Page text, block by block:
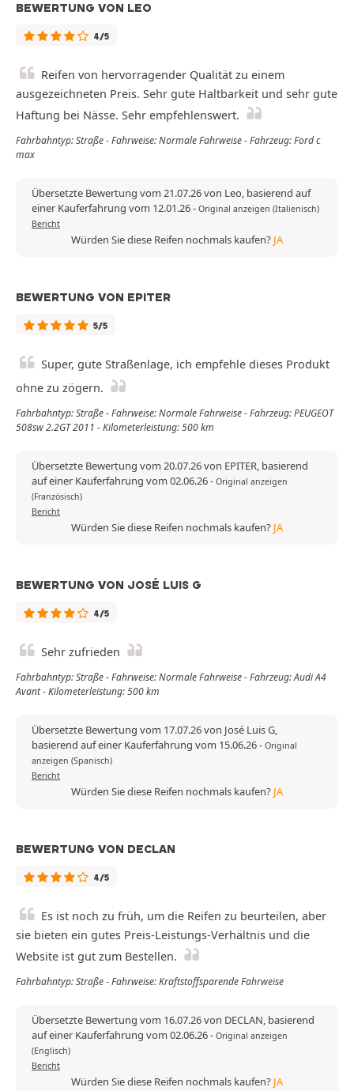
BEWERTUNG VON LEO
4/5
Reifen von hervorragender Qualität zu einem
ausgezeichneten Preis. Sehr gute Haltbarkeit und sehr gute
Haftung bei Nässe. Sehr empfehlenswert.
Fahrbahntyp: Straße - Fahrweise: Normale Fahrweise - Fahrzeug: Ford c
max
Übersetzte Bewertung vom 21.07.26 von Leo, basierend auf
einer Kauferfahrung vom 12.01.26- Original anzeigen (Italienisch)
Bericht
Würden Sie diese Reifen nochmals kaufen? JA
BEWERTUNG VON EPITER
5/5
Super, gute Straßenlage, ich empfehle dieses Produkt
ohne zu zögern.
Fahrbahntyp: Straße - Fahrweise: Normale Fahrweise - Fahrzeug: PEUGEOT
508sw 2.2GT 2011 - Kilometerleistung: 500 km
Übersetzte Bewertung vom 20.07.26 von EPITER, basierend
auf einer Kauferfahrung vom 02.06.26- Original anzeigen
(Französisch)
Bericht
Würden Sie diese Reifen nochmals kaufen? JA
BEWERTUNG VON JOSÉ LUIS G
4/5
Sehr zufrieden
Fahrbahntyp: Straße - Fahrweise: Normale Fahrweise - Fahrzeug: Audi A4
Avant - Kilometerleistung: 500 km
Übersetzte Bewertung vom 17.07.26 von José Luis G,
basierend auf einer Kauferfahrung vom 15.06.26- Original
anzeigen (Spanisch)
Bericht
Würden Sie diese Reifen nochmals kaufen? JA
BEWERTUNG VON DECLAN
4/5
Es ist noch zu früh, um die Reifen zu beurteilen, aber
sie bieten ein gutes Preis-Leistungs-Verhältnis und die
Website ist gut zum Bestellen.
Fahrbahntyp: Straße - Fahrweise: Kraftstoffsparende Fahrweise
Übersetzte Bewertung vom 16.07.26 von DECLAN, basierend
auf einer Kauferfahrung vom 02.06.26- Original anzeigen
(Englisch)
Bericht
Würden Sie diese Reifen nochmals kaufen? JA